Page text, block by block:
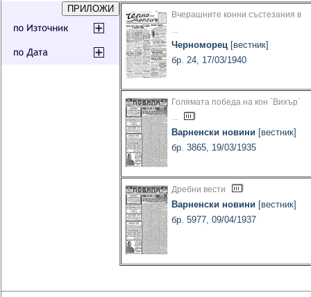
Вчерашните конни състезания в
...
Черноморец [вестник]
бр. 24, 17/03/1940
Голямата победа на кон `Вихър`
...
Варненски новини [вестник]
бр. 3865, 19/03/1935
Дребни вести
Варненски новини [вестник]
бр. 5977, 09/04/1937